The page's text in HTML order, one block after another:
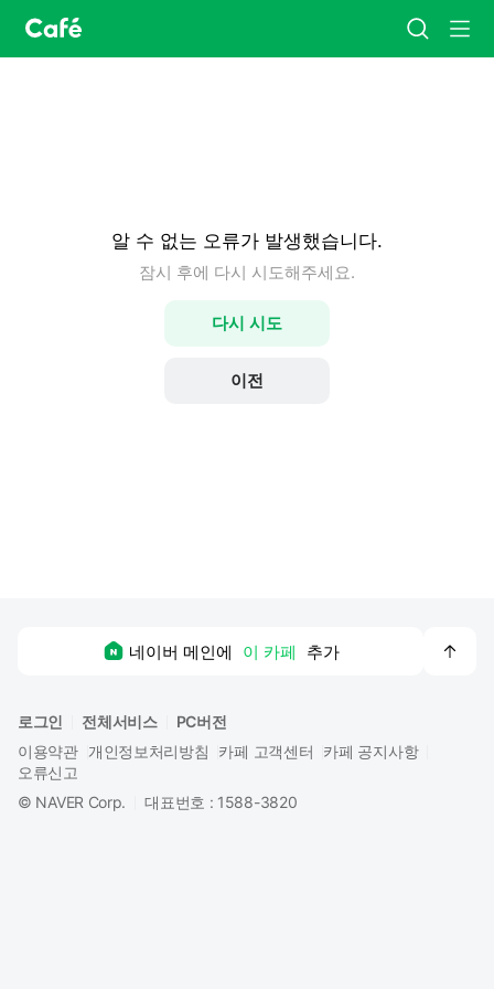
카
페
홈
검
색
메
뉴
알 수 없는 오류가 발생했습니다.
잠시 후에 다시 시도해주세요.
다시 시도
이전
네이버 메인에 이 카페 추가
로그인
전체서비스
PC버전
이용약관 개인정보처리방침 카페 고객센터
카페 공지사항
오류신고
© NAVER Corp. 대표번호 : 1588-3820